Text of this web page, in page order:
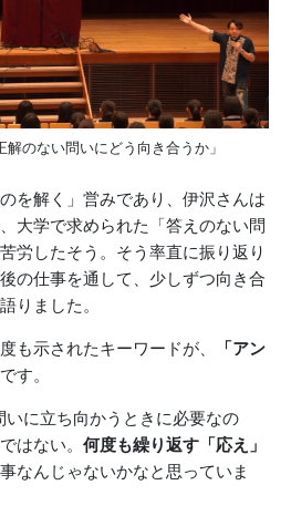
のない問いにどう向き合うか」
を解く」営みであり、伊沢さんは
大学で求められた「答えのない問
労したそう。そう率直に振り返り
の仕事を通して、少しずつ向き合
りました。
も示されたキーワードが、
「アン
です。
いに立ち向かうときに必要なの
はない。 何度も繰り返す「応え」
なんじゃないかなと思っていま